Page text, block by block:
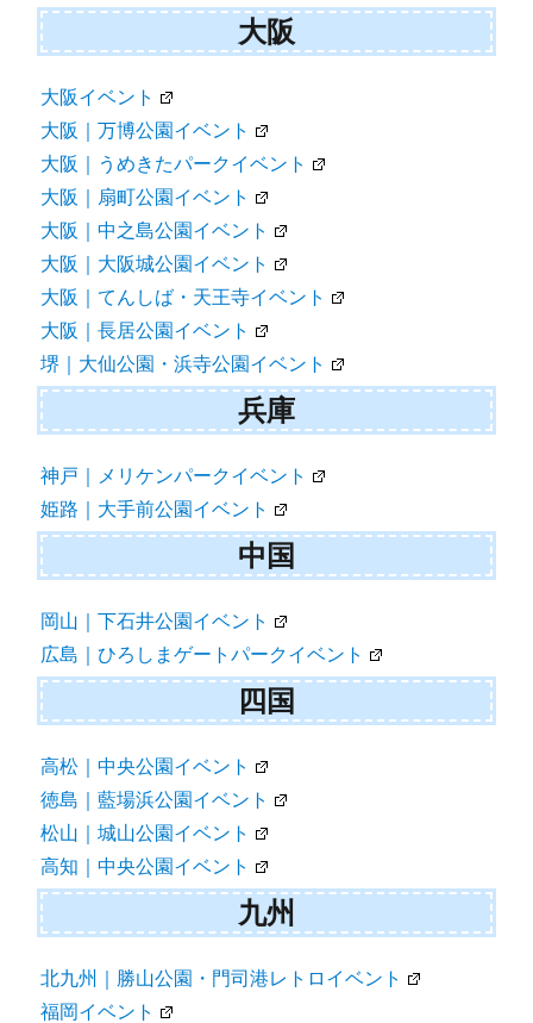
大阪
大阪イベント
大阪｜万博公園イベント
大阪｜うめきたパークイベント
大阪｜扇町公園イベント
大阪｜中之島公園イベント
大阪｜大阪城公園イベント
大阪｜てんしば・天王寺イベント
大阪｜長居公園イベント
堺｜大仙公園・浜寺公園イベント
兵庫
神戸｜メリケンパークイベント
姫路｜大手前公園イベント
中国
岡山｜下石井公園イベント
広島｜ひろしまゲートパークイベント
四国
高松｜中央公園イベント
徳島｜藍場浜公園イベント
松山｜城山公園イベント
高知｜中央公園イベント
九州
北九州｜勝山公園・門司港レトロイベント
福岡イベント